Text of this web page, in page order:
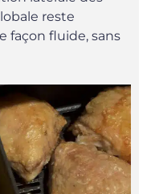
reste
façon fluide, sans